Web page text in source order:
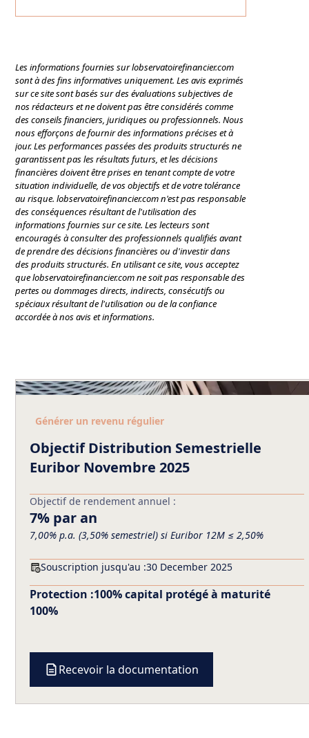
Les informations fournies sur lobservatoirefinancier.com
sont à des fins informatives uniquement. Les avis exprimés
sur ce site sont basés sur des évaluations subjectives de
nos rédacteurs et ne doivent pas être considérés comme
des conseils financiers, juridiques ou professionnels. Nous
nous efforçons de fournir des informations précises et à
jour. Les performances passées des produits structurés ne
garantissent pas les résultats futurs, et les décisions
financières doivent être prises en tenant compte de votre
situation individuelle, de vos objectifs et de votre tolérance
au risque. lobservatoirefinancier.com n'est pas responsable
des conséquences résultant de l'utilisation des
informations fournies sur ce site. Les lecteurs sont
encouragés à consulter des professionnels qualifiés avant
de prendre des décisions financières ou d'investir dans
des produits structurés. En utilisant ce site, vous acceptez
que lobservatoirefinancier.com ne soit pas responsable des
pertes ou dommages directs, indirects, consécutifs ou
spéciaux résultant de l'utilisation ou de la confiance
accordée à nos avis et informations.
Générer un revenu régulier
Objectif Distribution Semestrielle
Euribor Novembre 2025
Objectif de rendement annuel :
7% par an
7,00% p.a. (3,50% semestriel) si Euribor 12M ≤ 2,50%
Souscription jusqu'au :30 December 2025
Protection :100% capital protégé à maturité
100%
Recevoir la documentation